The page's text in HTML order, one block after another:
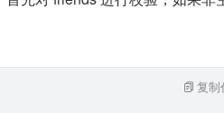
复制